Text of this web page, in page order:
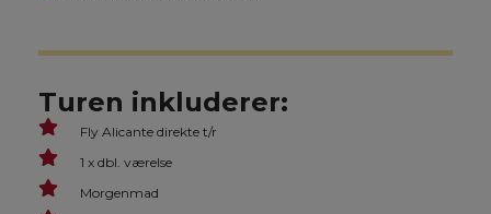
Turen inkluderer:
Fly Alicante direkte t/r
1 x dbl. værelse
Morgenmad